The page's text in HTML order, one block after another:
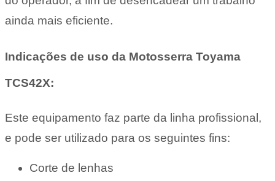
ainda mais eficiente.
Indicações de uso da Motosserra Toyama
TCS42X:
Este equipamento faz parte da linha profissional,
e pode ser utilizado para os seguintes fins:
Corte de lenhas